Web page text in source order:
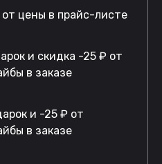
цены в прайс-листе
и скидка -25 ₽ от
в заказе
и -25 ₽ от
в заказе